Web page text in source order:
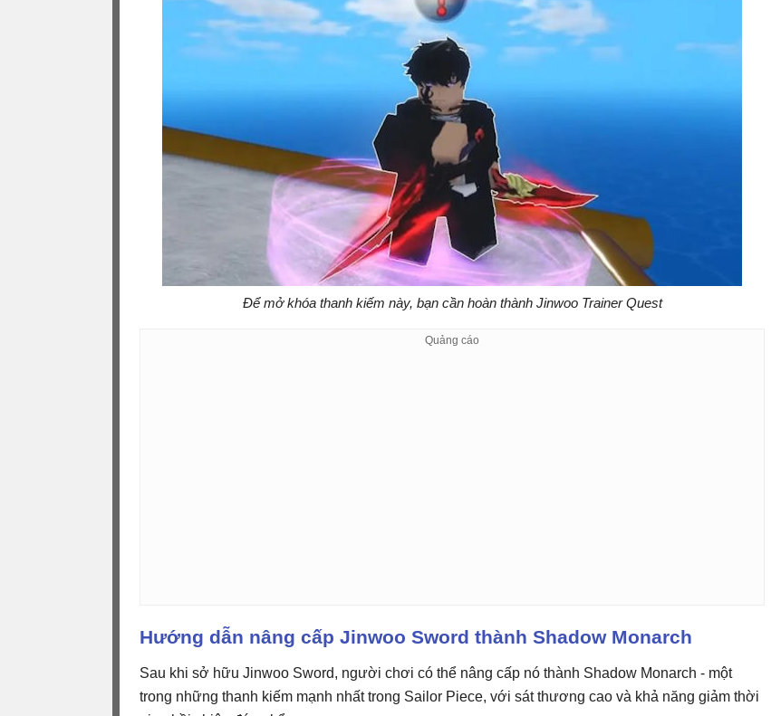
Để mở khóa thanh kiếm này, bạn cần hoàn thành Jinwoo Trainer Quest
Hướng dẫn nâng cấp Jinwoo Sword thành Shadow Monarch
Sau khi sở hữu Jinwoo Sword, người chơi có thể nâng cấp nó thành Shadow Monarch - một
trong những thanh kiếm mạnh nhất trong Sailor Piece, với sát thương cao và khả năng giảm thời